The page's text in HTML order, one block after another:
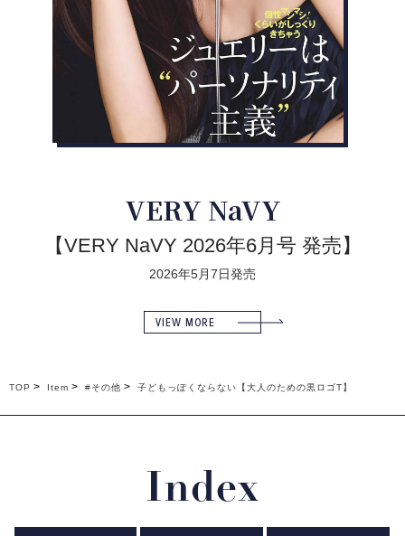
VERY NaVY
【VERY NaVY 2026年6月号 発売】
2026年5月7日発売
VIEW MORE
TOP Item #その他 子どもっぽくならない【大人のための黒ロゴT】
Index